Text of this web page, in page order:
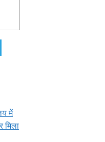
में
मिला